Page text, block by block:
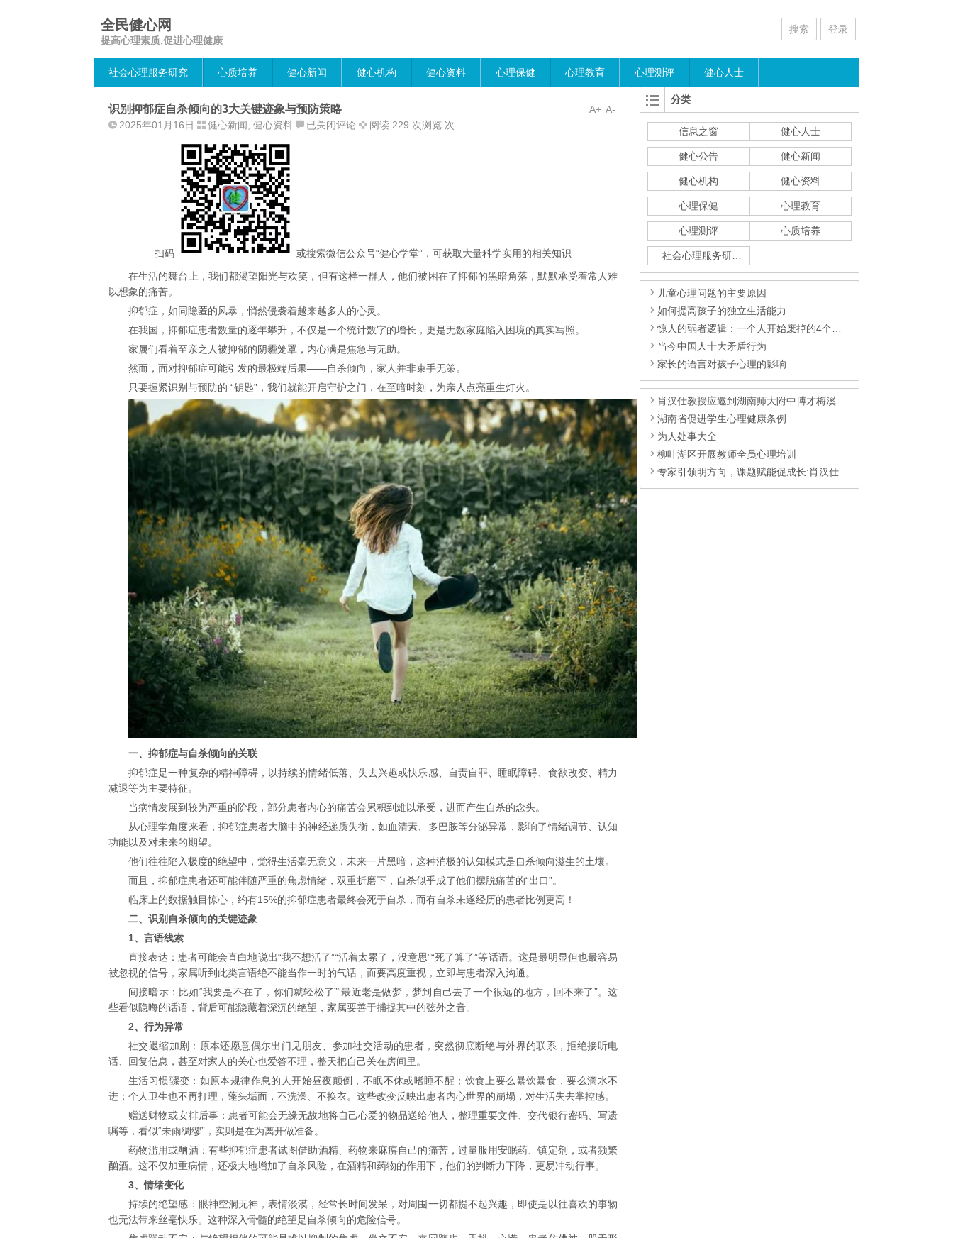
全民健心网
提高心理素质,促进心理健康
搜索 登录
社会心理服务研究 心质培养 健心新闻 健心机构 健心资料 心理保健 心理教育 心理测评 健心人士
A-
A+
识别抑郁症自杀倾向的3大关键迹象与预防策略
2025年01月16日 健心新闻 健心资料
识
向
3
关
键
迹
与
预
策
略
已关闭评论 阅读 229 次浏览 次
扫码
或搜索微信公众号“健心学堂”，可获取大量科学实用的相关知识
在生活的舞台上，我们都渴望阳光与欢笑，但有这样一群人，他们被困在了抑郁的黑暗角落，默默承受着常人难
以想象的痛苦。
抑郁症，如同隐匿的风暴，悄然侵袭着越来越多人的心灵。
在我国，抑郁症患者数量的逐年攀升，不仅是一个统计数字的增长，更是无数家庭陷入困境的真实写照。
家属们看着至亲之人被抑郁的阴霾笼罩，内心满是焦急与无助。
然而，面对抑郁症可能引发的最极端后果——自杀倾向，家人并非束手无策。
只要握紧识别与预防的 “钥匙”，我们就能开启守护之门，在至暗时刻，为亲人点亮重生灯火。
一、 抑郁症与自杀倾向的关联
抑郁症是一种复杂的精神障碍，以持续的情绪低落、失去兴趣或快乐感、自责自罪、睡眠障碍、食欲改变、精力
减退等为主要特征。
当病情发展到较为严重的阶段，部分患者内心的痛苦会累积到难以承受，进而产生自杀的念头。
从心理学角度来看，抑郁症患者大脑中的神经递质失衡，如血清素、多巴胺等分泌异常，影响了情绪调节、认知
功能以及对未来的期望。
他们往往陷入极度的绝望中，觉得生活毫无意义，未来一片黑暗，这种消极的认知模式是自杀倾向滋生的土壤。
而且，抑郁症患者还可能伴随严重的焦虑情绪，双重折磨下，自杀似乎成了他们摆脱痛苦的“出口”。
临床上的数据触目惊心，约有15%的抑郁症患者最终会死于自杀，而有自杀未遂经历的患者比例更高！
二、识别自杀倾向的关键迹象
1、言语线索
直接表达：患者可能会直白地说出“我不想活了”“活着太累了，没意思”“死了算了”等话语。这是最明显但也最容易
被忽视的信号，家属听到此类言语绝不能当作一时的气话，而要高度重视，立即与患者深入沟通。
间接暗示：比如“我要是不在了，你们就轻松了”“最近老是做梦，梦到自己去了一个很远的地方，回不来了”。这
些看似隐晦的话语，背后可能隐藏着深沉的绝望，家属要善于捕捉其中的弦外之音。
2、行为异常
社交退缩加剧：原本还愿意偶尔出门见朋友、参加社交活动的患者，突然彻底断绝与外界的联系，拒绝接听电
话、回复信息，甚至对家人的关心也爱答不理，整天把自己关在房间里。
生活习惯骤变：如原本规律作息的人开始昼夜颠倒，不眠不休或嗜睡不醒；饮食上要么暴饮暴食，要么滴水不
进；个人卫生也不再打理，蓬头垢面，不洗澡、不换衣。这些改变反映出患者内心世界的崩塌，对生活失去掌控感。
赠送财物或安排后事：患者可能会无缘无故地将自己心爱的物品送给他人，整理重要文件、交代银行密码、写遗
嘱等，看似“未雨绸缪”，实则是在为离开做准备。
药物滥用或酗酒：有些抑郁症患者试图借助酒精、药物来麻痹自己的痛苦，过量服用安眠药、镇定剂，或者频繁
酗酒。这不仅加重病情，还极大地增加了自杀风险，在酒精和药物的作用下，他们的判断力下降，更易冲动行事。
3、情绪变化
持续的绝望感：眼神空洞无神，表情淡漠，经常长时间发呆，对周围一切都提不起兴趣，即使是以往喜欢的事物
也无法带来丝毫快乐。这种深入骨髓的绝望是自杀倾向的危险信号。
分类
信息之窗 健心人士
健心公告 健心新闻
健心机构 健心资料
心理保健 心理教育
心理测评 心质培养
儿童心理问题的主要原因
如何提高孩子的独立生活能力
惊人的弱者逻辑：一个人开始废掉的4个迹象
当今中国人十大矛盾行为
家长的语言对孩子心理的影响
肖汉仕教授应邀到湖南师大附中博才梅溪湖中学为教师开展健心讲座
湖南省促进学生心理健康条例
为人处事大全
柳叶湖区开展教师全员心理培训
专家引领明方向，课题赋能促成长:肖汉仕到浏阳职中指导心育研究